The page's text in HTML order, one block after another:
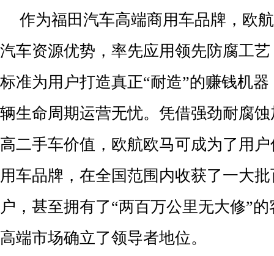
作为福田汽车高端商用车品牌，欧
汽车资源优势，率先应用领先防腐工
标准为用户打造真正“耐造”的赚钱机
辆生命周期运营无忧。凭借强劲耐腐
高二手车价值，欧航欧马可成为了用
用车品牌，在全国范围内收获了一大
户，甚至拥有了“两百万公里无大修”
高端市场确立了领导者地位。